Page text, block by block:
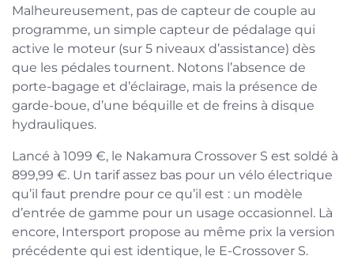
Malheureusement, pas de capteur de couple au
programme, un simple capteur de pédalage qui
active le moteur (sur 5 niveaux d’assistance) dès
que les pédales tournent. Notons l’absence de
porte-bagage et d’éclairage, mais la présence de
garde-boue, d’une béquille et de freins à disque
hydrauliques.
Lancé à 1099 €, le Nakamura Crossover S est soldé à
899,99 €. Un tarif assez bas pour un vélo électrique
qu’il faut prendre pour ce qu’il est : un modèle
d’entrée de gamme pour un usage occasionnel. Là
encore, Intersport propose au même prix la version
précédente qui est identique, le E-Crossover S.